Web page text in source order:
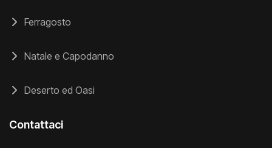
Ferragosto
Natale e Capodanno
Deserto ed Oasi
Contattaci